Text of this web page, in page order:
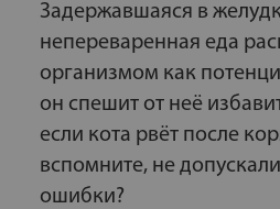
Задержавшаяся в
непереваренная еда
организмом как
он спешит от неё
если кота рвёт после
вспомните, не
ошибки?